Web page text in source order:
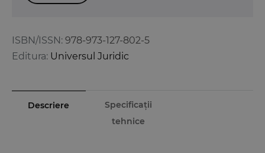
ISBN/ISSN: 978-973-127-802-5
Editura: Universul Juridic
Descriere
Specificații
tehnice